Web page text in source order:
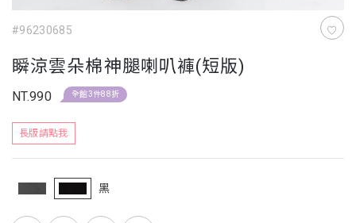
#96230685
瞬涼雲朵棉神腿喇叭褲(短版)
NT.990 全館3件88折
長版請點我
黑